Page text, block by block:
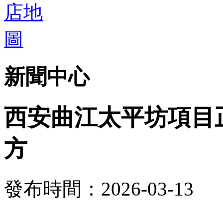
新聞中心
西安曲江太平坊項目
方
發布時間：2026-03-13